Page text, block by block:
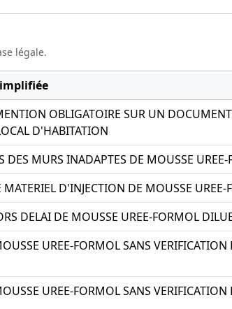
légale.
OBLIGATOIRE SUR UN
D'HABITATION
DES MURS INADAPTES DE MOUSSE
D'INJECTION DE MOUSSE
DELAI DE MOUSSE UREE-FORMOL
UREE-FORMOL SANS
UREE-FORMOL SANS